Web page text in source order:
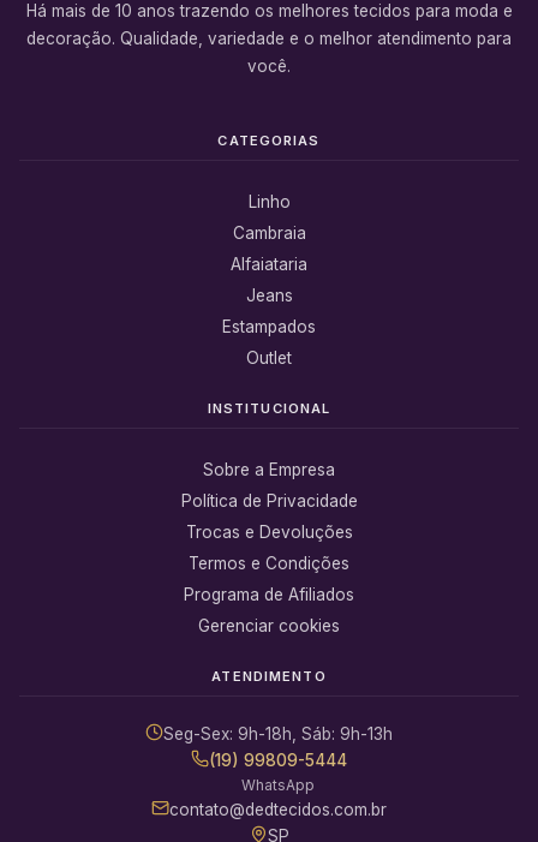
Há mais de 10 anos trazendo os melhores tecidos para moda e
decoração. Qualidade, variedade e o melhor atendimento para
você.
CATEGORIAS
Linho
Cambraia
Alfaiataria
Jeans
Estampados
Outlet
INSTITUCIONAL
Sobre a Empresa
Política de Privacidade
Trocas e Devoluções
Termos e Condições
Programa de Afiliados
Gerenciar cookies
ATENDIMENTO
Seg-Sex: 9h-18h, Sáb: 9h-13h
(19) 99809-5444
WhatsApp
contato@dedtecidos.com.br
SP